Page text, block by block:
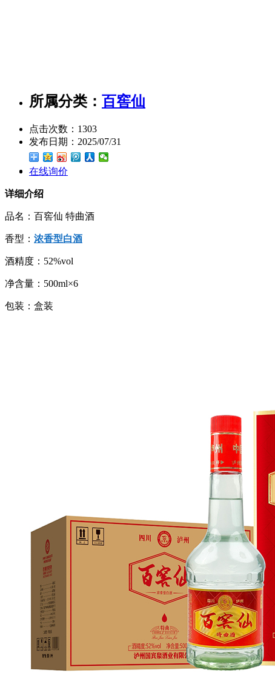
所属分类： 百窖仙
点击次数： 1303
发布日期： 2025/07/31
在线询价
详细介绍
品名：百窖仙 特曲酒
香型： 浓香型白酒
酒精度：52%vol
净含量：500ml×6
包装：盒装